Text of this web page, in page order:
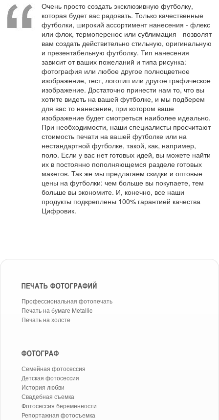
Очень просто создать эксклюзивную футболку,
которая будет вас радовать. Только качественные
футболки, широкий ассортимент нанесения - флекс
или флок, термоперенос или сублимация - позволят
вам создать действительно стильную, оригинальную
и презентабельную футболку. Тип нанесения
зависит от ваших пожеланий и типа рисунка:
фотография или любое другое полноцветное
изображение, тест, логотип или другое графическое
изображение. Достаточно принести нам то, что вы
хотите видеть на вашей футболке, и мы подберем
для вас то нанесение, при котором ваше
изображение будет смотреться наиболее идеально.
При необходимости, наши специалисты просчитают
стоимость печати на вашей футболке или на
нестандартной футболке, такой, как, например,
поло. Если у вас нет готовых идей, вы можете найти
их в постоянно пополняющемся разделе готовых
макетов. Так же мы предлагаем скидки и оптовые
цены на футболки: чем больше вы покупаете, тем
больше вы экономите. И, конечно, все наши
продукты подкреплены 100% гарантией качества
Цифровик.
Профессиональная фотопечать
Печать на бумаге Metallic
Печать на холсте
Семейная фотосессия
Детская фотосессия
История любви
Свадебная съемка
Фотосессия беременности
Репортажная фотосъемка